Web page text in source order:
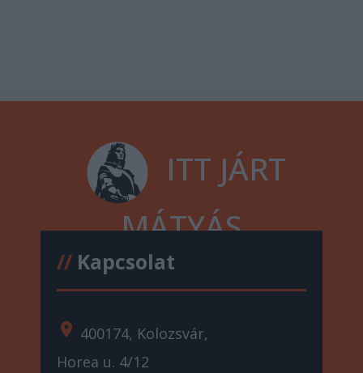
ITT JÁRT
MÁTYÁS
//Kapcsolat
location_on 400174, Kolozsvár,
Horea u. 4/12